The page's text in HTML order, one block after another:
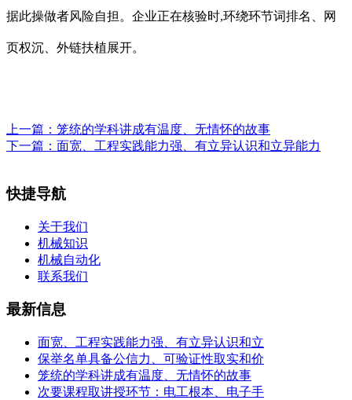
据此操做者风险自担。企业正在核验时,环绕环节词排名、网
页权沉、外链扶植展开。
上一篇： 笼统的学科讲成有温度、无情怀的故事
下一篇： 面宽、工程实践能力强、有立异认识和立异能力
快捷导航
关于我们
机械知识
机械自动化
联系我们
最新信息
面宽、工程实践能力强、有立异认识和立
保举名单具备公信力、可验证性取实和价
笼统的学科讲成有温度、无情怀的故事
次要课程取讲授环节：电工根本、电子手